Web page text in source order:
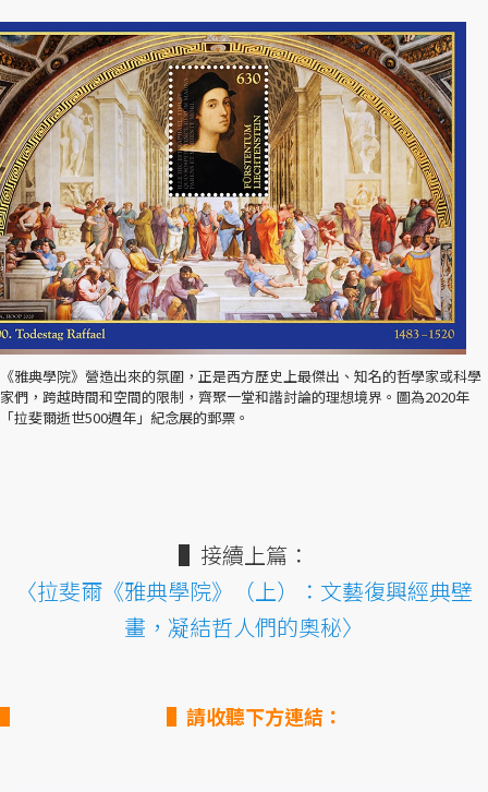
《雅典學院》營造出來的氛圍，正是西方歷史上最傑出、知名的哲學家或科學
家們，跨越時間和空間的限制，齊聚一堂和諧討論的理想境界。圖為2020年
「拉斐爾逝世500週年」紀念展的郵票。
▌接續上篇：
〈拉斐爾《雅典學院》（上）：文藝復興經典壁
畫，凝結哲人們的奧秘〉
▌請收聽下方連結：